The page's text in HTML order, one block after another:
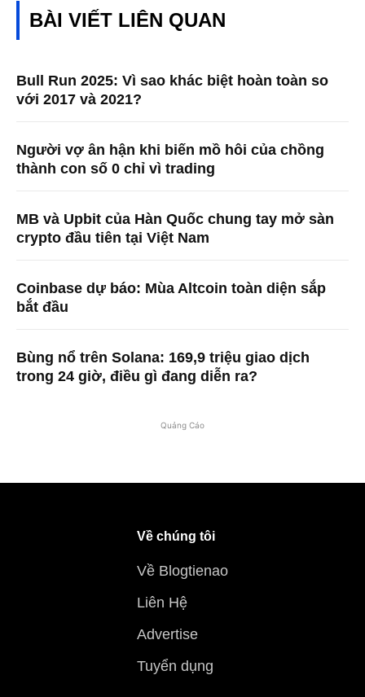
BÀI VIẾT LIÊN QUAN
Bull Run 2025: Vì sao khác biệt hoàn toàn so
với 2017 và 2021?
Người vợ ân hận khi biến mồ hôi của chồng
thành con số 0 chỉ vì trading
MB và Upbit của Hàn Quốc chung tay mở sàn
crypto đầu tiên tại Việt Nam
Coinbase dự báo: Mùa Altcoin toàn diện sắp
bắt đầu
Bùng nổ trên Solana: 169,9 triệu giao dịch
trong 24 giờ, điều gì đang diễn ra?
Quảng Cáo
Về chúng tôi
Về Blogtienao
Liên Hệ
Advertise
Tuyển dụng